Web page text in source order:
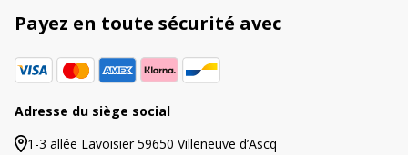
Payez en toute sécurité avec
Adresse du siège social
1-3 allée Lavoisier 59650 Villeneuve d’Ascq